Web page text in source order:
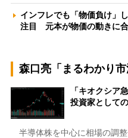
インフレでも「物価負け」
注目 元本が物価の動きに
森口亮「まるわかり市
「キオクシア
投資家として
半導体株を中心に相場の調